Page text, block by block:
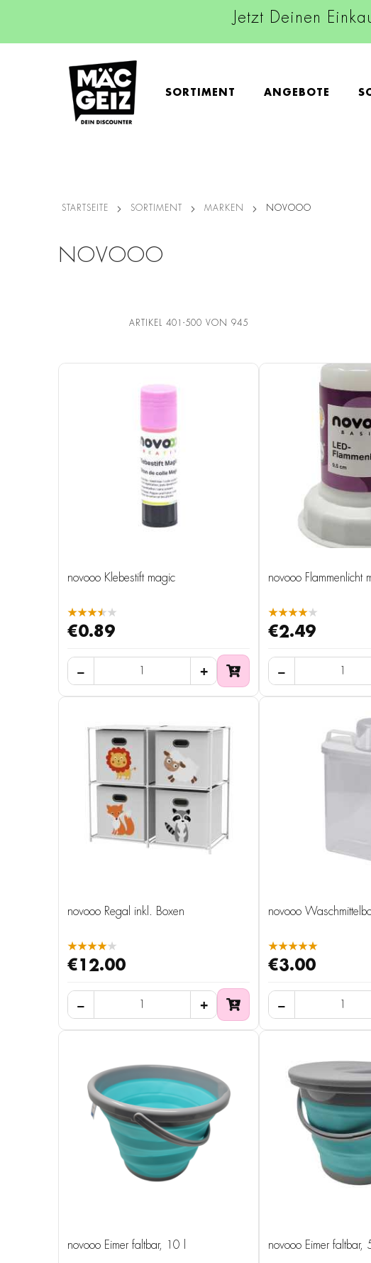
Jetzt Deinen
SORTIMENT ANGEBOTE
STARTSEITE SORTIMENT MARKEN NOVOOO
NOVOOO
ARTIKEL 401 -500 VON 945
novooo Klebestift magic
★★★★★
€0.89
novooo Flammenlicht
★★★★★
€2.49
novooo Regal inkl. Boxen
★★★★★
€12.00
novooo
★★★★★
€3.00
novooo Eimer faltbar, 10 l novooo Eimer faltbar, 5